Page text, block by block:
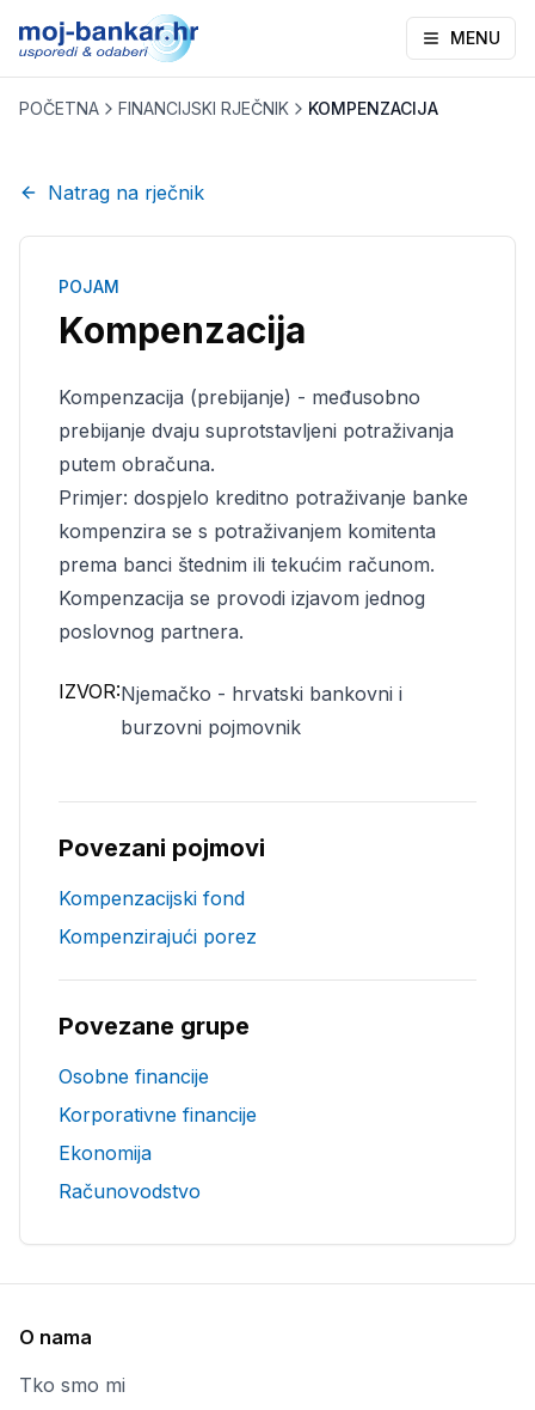
MENU
POČETNA FINANCIJSKI RJEČNIK KOMPENZACIJA
Natrag na rječnik
POJAM
Kompenzacija
Kompenzacija (prebijanje) - međusobno
prebijanje dvaju suprotstavljeni potraživanja
putem obračuna.
Primjer: dospjelo kreditno potraživanje banke
kompenzira se s potraživanjem komitenta
prema banci štednim ili tekućim računom.
Kompenzacija se provodi izjavom jednog
poslovnog partnera.
IZVOR:Njemačko - hrvatski bankovni i
burzovni pojmovnik
Povezani pojmovi
Kompenzacijski fond
Kompenzirajući porez
Povezane grupe
Osobne financije
Korporativne financije
Ekonomija
Računovodstvo
O nama
Tko smo mi